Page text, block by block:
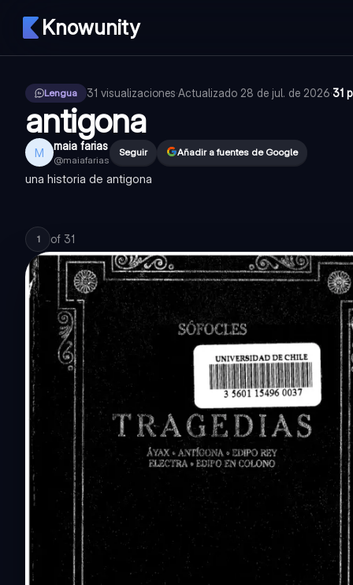
Knowunity
Lengua 31 visualizaciones·Actualizado 28 de jul. de 2026·31
antigona
M maia farias
@maiafarias
Seguir Añadir a fuentes de Google
una historia de antigona
1 of 31